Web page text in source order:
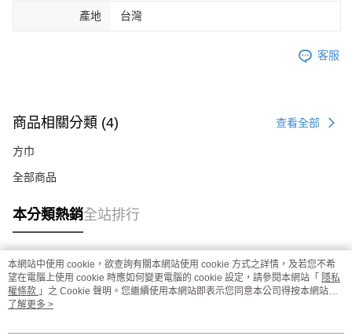
產地 台灣
客服
商品相關分類 (4) 查看全部
方巾
全部商品
本分類熱銷全站排行
熱門標籤
本網站中使用 cookie，欲查詢有關本網站使用 cookie 方式之詳情，及若您不希
望在電腦上使用 cookie 時應如何變更電腦的 cookie 設定，請參閱本網站「 隱私
權條款 」之 Cookie 聲明。您繼續使用本網站即表示您同意本公司得按本網站使
用條款之 Cookie 聲明使用 cookie。
了解更多 >